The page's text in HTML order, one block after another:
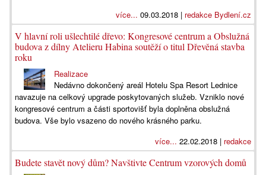
více... 09.03.2018 | redakce Bydlení.cz
V hlavní roli ušlechtilé dřevo: Kongresové centrum a Obslužná
budova z dílny Atelieru Habina soutěží o titul Dřevěná stavba
roku
Realizace
Nedávno dokončený areál Hotelu Spa Resort Lednice
navazuje na celkový upgrade poskytovaných služeb. Vzniklo nové
kongresové centrum a části sportovišť byla doplněna obslužná
budova. Vše bylo vsazeno do nového krásného parku.
více... 22.02.2018 | redakce
Budete stavět nový dům? Navštivte Centrum vzorových domů